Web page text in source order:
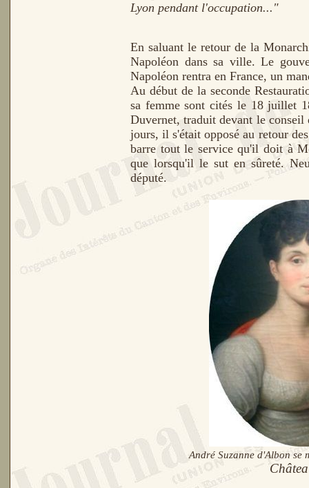
Lyon pendant l'occupation..."
En saluant le retour de la
Napoléon dans sa ville. Le
Napoléon rentra en France, un
Au début de la seconde
sa femme sont cités le 18 juillet
Duvernet, traduit devant le
jours, il s'était opposé au retour
barre tout le service qu'il doit à
que lorsqu'il le sut en sûreté.
député.
André Suzanne d'Albon se